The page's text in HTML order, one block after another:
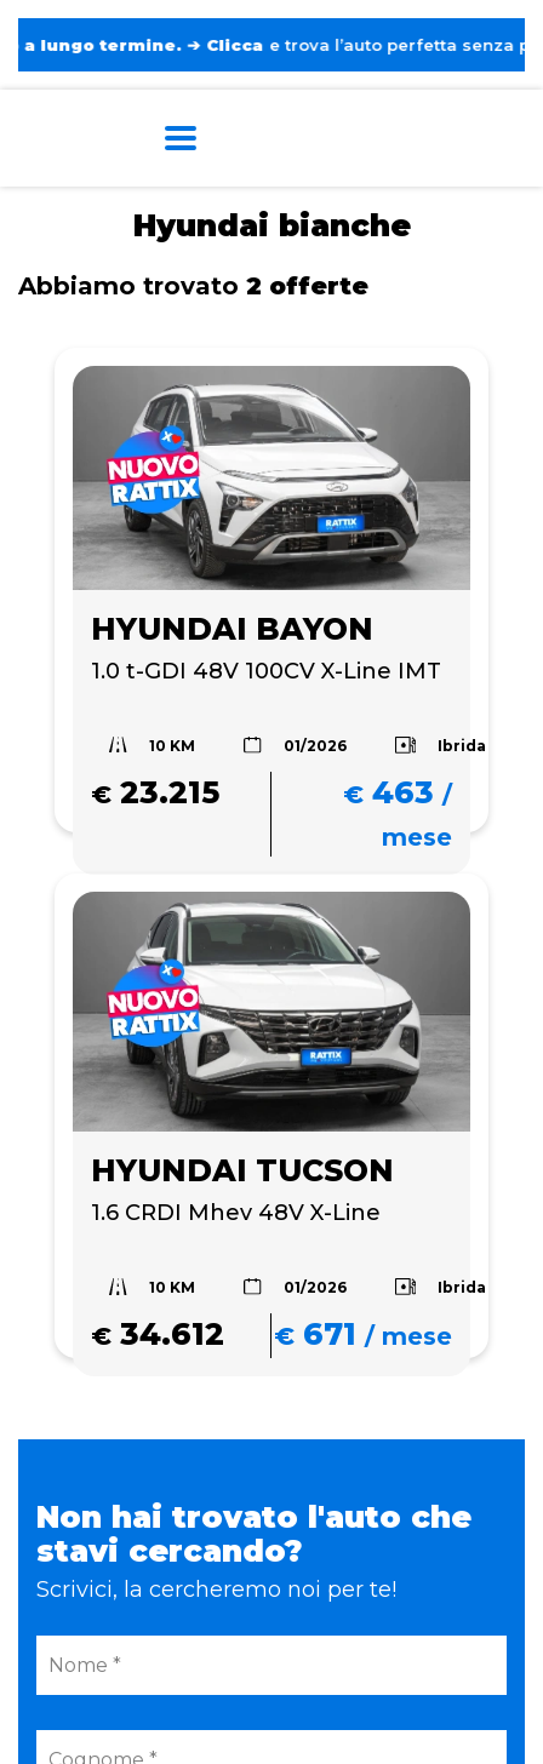
termine. ➔ Clicca e trova l’auto perfetta senza
Hyundai bianche
Abbiamo trovato 2 offerte
HYUNDAI BAYON
1.0 t-GDI 48V 100CV X-Line IMT
10 KM 01/2026 Ibrida
€ 23.215 € 463 /
mese
HYUNDAI TUCSON
1.6 CRDI Mhev 48V X-Line
10 KM 01/2026 Ibrida
€ 34.612 € 671 /mese
Non hai trovato l'auto che
stavi cercando?
Scrivici, la cercheremo noi per te!